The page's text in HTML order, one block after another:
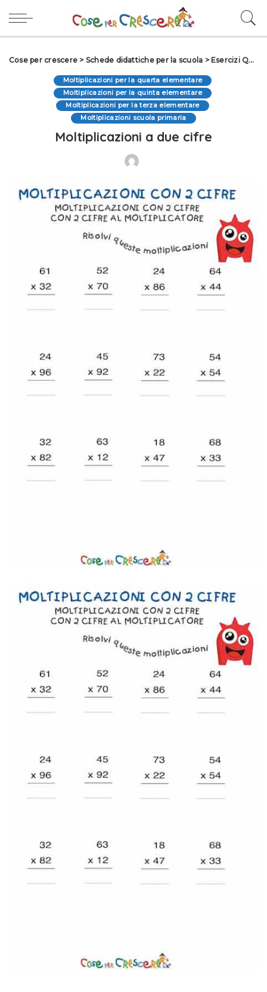
Cose per crescere > Schede didattiche per la scuola > Esercizi Quarta elementare
Moltiplicazioni per la quarta elementare
Moltiplicazioni per la quinta elementare
Moltiplicazioni per la terza elementare
Moltiplicazioni scuola primaria
Moltiplicazioni a due cifre